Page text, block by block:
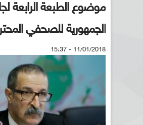
موضوع الطبعة الرابعة
الجمهورية للصحفي
11/01/2018 - 15:37